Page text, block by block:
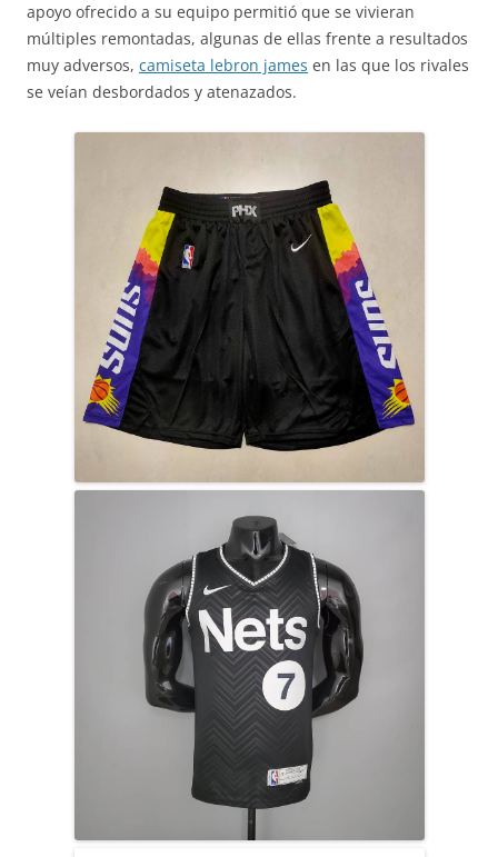
apoyo ofrecido a su equipo permitió que se vivieran
múltiples remontadas, algunas de ellas frente a resultados
muy adversos, camiseta lebron james en las que los rivales
se veían desbordados y atenazados.